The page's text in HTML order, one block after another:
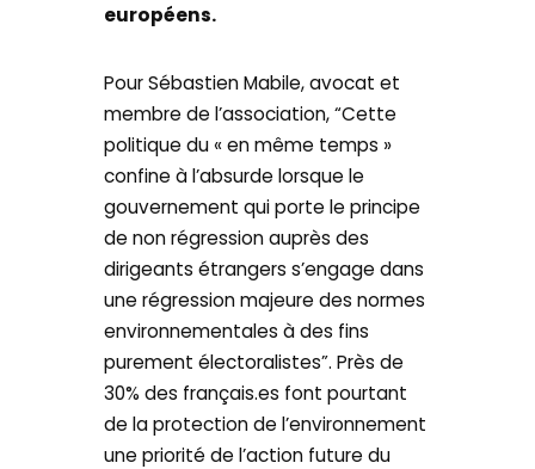
européens.
Pour Sébastien Mabile, avocat et
membre de l’association, “Cette
politique du « en même temps »
confine à l’absurde lorsque le
gouvernement qui porte le principe
de non régression auprès des
dirigeants étrangers s’engage dans
une régression majeure des normes
environnementales à des fins
purement électoralistes”. Près de
30% des français.es font pourtant
de la protection de l’environnement
une priorité de l’action future du